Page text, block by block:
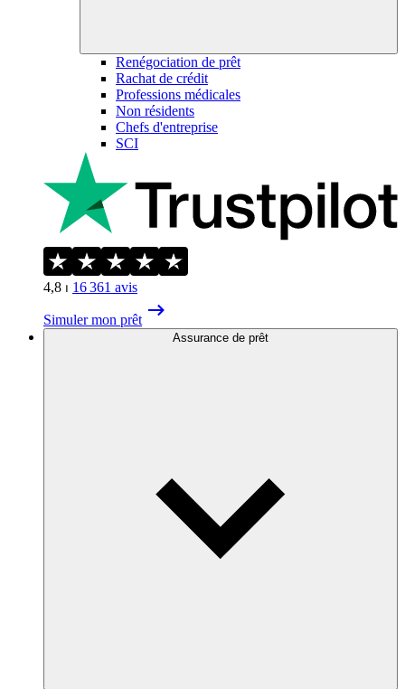
Renégociation de prêt
Rachat de crédit
Professions médicales
Non résidents
Chefs d'entreprise
SCI
4,8 ⏐ 16 361 avis
Simuler mon prêt
Assurance de prêt